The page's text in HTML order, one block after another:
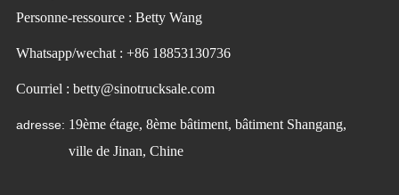
Personne-ressource : Betty Wang
Whatsapp/wechat : +86 18853130736
Courriel : betty@sinotrucksale.com
adresse: 19ème étage, 8ème bâtiment, bâtiment Shangang,
ville de Jinan, Chine